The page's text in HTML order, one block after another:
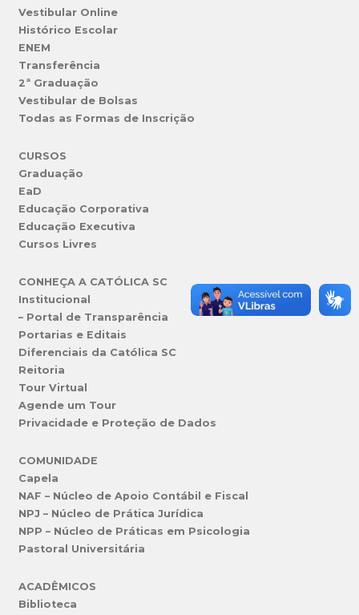
Vestibular Online
Histórico Escolar
ENEM
Transferência
2ª Graduação
Vestibular de Bolsas
Todas as Formas de Inscrição
CURSOS
Graduação
EaD
Educação Corporativa
Educação Executiva
Cursos Livres
CONHEÇA A CATÓLICA SC
Institucional
– Portal de Transparência
Portarias e Editais
Diferenciais da Católica SC
Reitoria
Tour Virtual
Agende um Tour
Privacidade e Proteção de Dados
COMUNIDADE
Capela
NAF – Núcleo de Apoio Contábil e Fiscal
NPJ – Núcleo de Prática Jurídica
NPP – Núcleo de Práticas em Psicologia
Pastoral Universitária
ACADÊMICOS
Biblioteca